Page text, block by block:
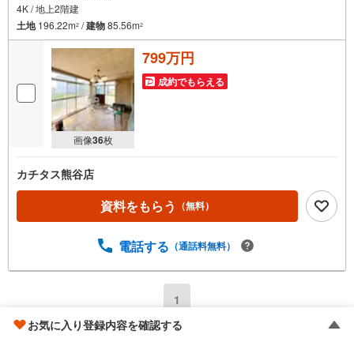
4K / 地上2階建
土地196.22m2 /建物85.56m2
画像36枚
799万円
成約でもらえる
カチタス熊谷店
資料をもらう （無料）
電話する （通話料無料）
1
1〜18
お気に入り登録内容を確認する